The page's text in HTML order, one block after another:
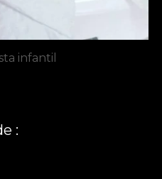
infantil
: